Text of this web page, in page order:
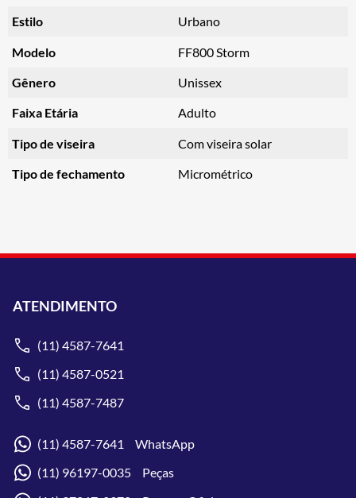
Estilo Urbano
Modelo FF800 Storm
Gênero Unissex
Faixa Etária Adulto
Tipo de viseira Com viseira solar
Tipo de fechamento Micrométrico
ATENDIMENTO
(11) 4587-7641
(11) 4587-0521
(11) 4587-7487
(11) 4587-7641 WhatsApp
(11) 96197-0035 Peças